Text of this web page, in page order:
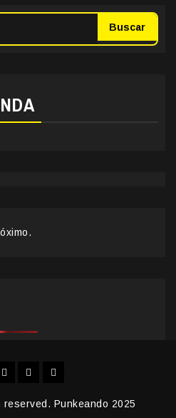
Buscar
Instagram
YouTubeTwitter
Punkeando 2025